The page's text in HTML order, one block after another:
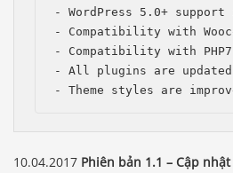
- WordPress 5.0+
- Compatibility with
- Compatibility with
- All plugins are
- Theme styles are
10.04.2017 Phiên bản 1.1 – Cập nhật